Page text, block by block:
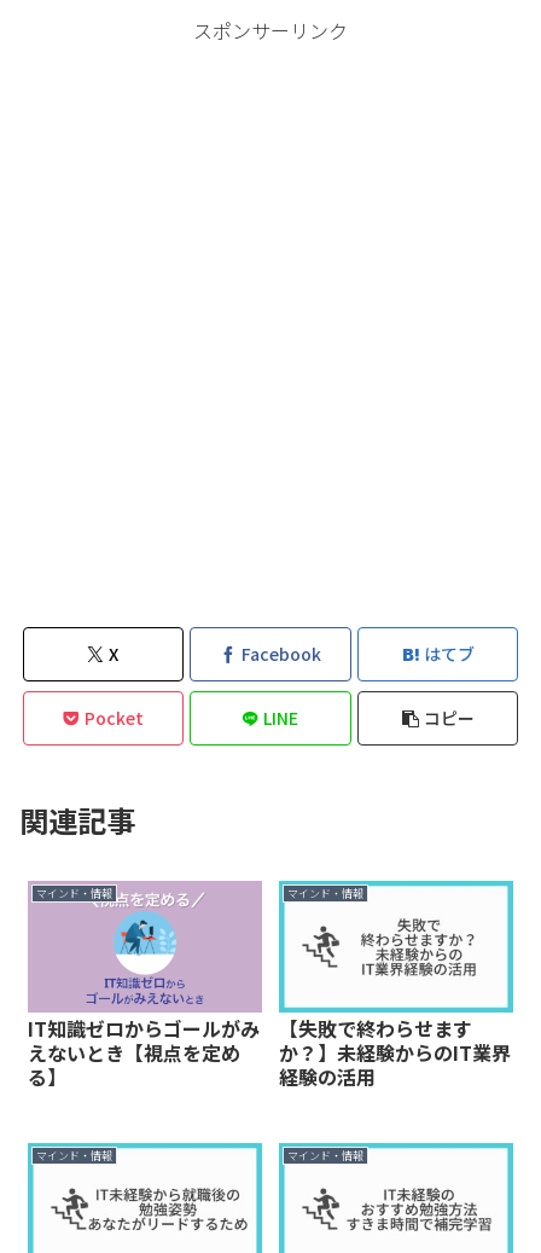
スポンサーリンク
X Facebook はてブ
Pocket LINE コピー
関連記事
マインド・情報
IT知識ゼロからゴールがみ
えないとき【視点を定め
る】
マインド・情報
【失敗で終わらせます
か？】未経験からのIT業界
経験の活用
マインド・情報 マインド・情報